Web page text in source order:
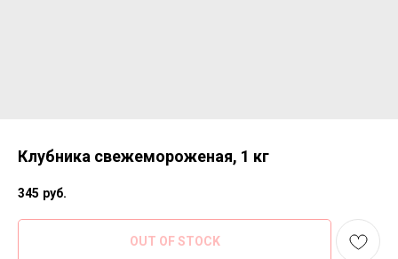
Клубника свежемороженая, 1 кг
345 руб.
OUT OF STOCK